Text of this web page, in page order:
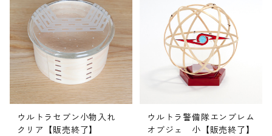
ウルトラセブン小物入れ
クリア【販売終了】
ウルトラ警備隊エンブレム
オブジェ 小【販売終了】